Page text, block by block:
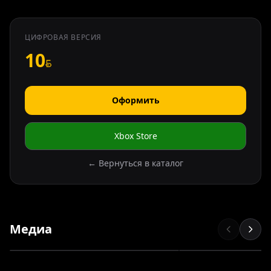
ЦИФРОВАЯ ВЕРСИЯ
10
Оформить
Xbox Store
← Вернуться в каталог
Медиа